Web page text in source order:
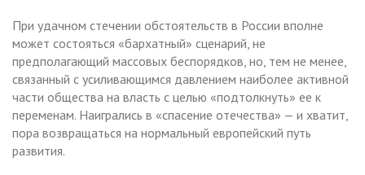
При удачном стечении обстоятельств в России вполне
может состояться «бархатный» сценарий, не
предполагающий массовых беспорядков, но, тем не менее,
связанный с усиливающимся давлением наиболее активной
части общества на власть с целью «подтолкнуть» ее к
переменам. Наигрались в «спасение отечества» — и хватит,
пора возвращаться на нормальный европейский путь
развития.